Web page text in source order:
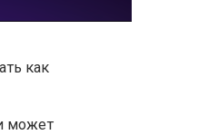
как
может